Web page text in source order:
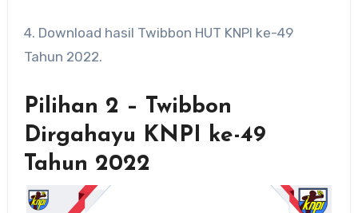
4. Download hasil Twibbon HUT KNPI ke-49
Tahun 2022.
Pilihan 2 – Twibbon
Dirgahayu KNPI ke-49
Tahun 2022